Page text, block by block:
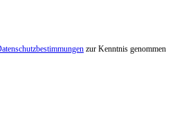
zur Kenntnis genommen